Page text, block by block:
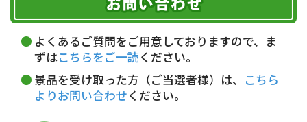
午前中 14～16時
16～18時
18～20時
19～21時 指定なし
Amazon Pay
クレジットカードにて決済いただけます。
代金引換(現金のみ)
5,000円以上…手数料無料
ただく費用がございます。
詳しくはこちら▶
よくあるご質問をご用意しておりますので、ま
ずはこちらをご一読ください。
景品を受け取った方（ご当選者様）は、
こちら
よりお問い合わせください。